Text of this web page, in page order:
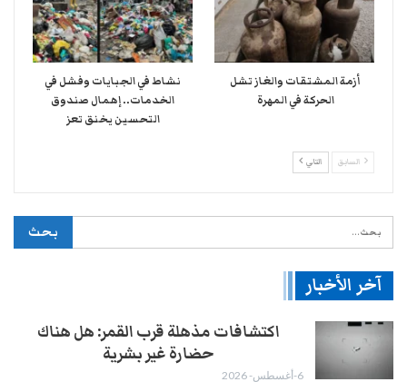
أزمة المشتقات والغاز تشل
الحركة في المهرة ​
نشاط في الجبايات وفشل في
الخدمات.. إهمال صندوق
التحسين يخنق تعز
السابق التالي
آخر الأخبار
اكتشافات مذهلة قرب القمر: هل هناك
حضارة غير بشرية
6-أغسطس- 2026